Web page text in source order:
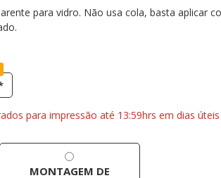
para vidro. Não usa cola, basta aplicar
para impressão até 13:59hrs em dias úteis
MONTAGEM DE